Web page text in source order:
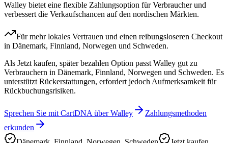
Walley bietet eine flexible Zahlungsoption für Verbraucher und
verbessert die Verkaufschancen auf den nordischen Märkten.
Für mehr lokales Vertrauen und einen reibungsloseren Checkout
in Dänemark, Finnland, Norwegen und Schweden.
Als Jetzt kaufen, später bezahlen Option passt Walley gut zu
Verbrauchern in Dänemark, Finnland, Norwegen und Schweden. Es
unterstützt Rückerstattungen, erfordert jedoch Aufmerksamkeit für
Rückbuchungsrisiken.
Sprechen Sie mit CartDNA über Walley
Zahlungsmethoden
erkunden